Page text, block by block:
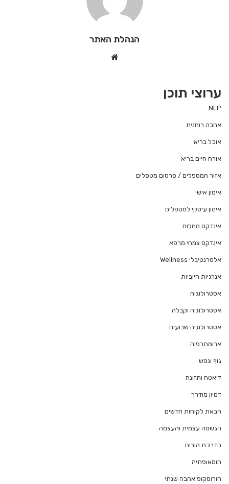
הנהלת האתר
ערוצי תוכן
NLP
אהבה רוחנית
אוכל בריא
אורח חיים בריא
אזור המטפלים / פרסום מטפלים
אימון אישי
אימון עיסקי למטפלים
אינדקס מחלות
אינדקס צמחי מרפא
אלטרנטיבלי Wellness
אנרגיות חיוביות
אסטרולוגיה
אסטרולוגיה וקבלה
אסטרולוגיה שבועית
ארומתרפיה
גוף ונפש
דיאטה ותזונה
דמיון מודרך
הבאת לקוחות חדשים
הגשמה עצמית והעצמה
הדרכת הורים
הומאופתיה
הורוסקופ אהבה שנתי